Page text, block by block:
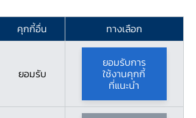
คุกกี้อื่น ทางเลือก
ยอมรับ
ยอมรับการ
ใช้งานคุกกี้
ที่แนะนำ